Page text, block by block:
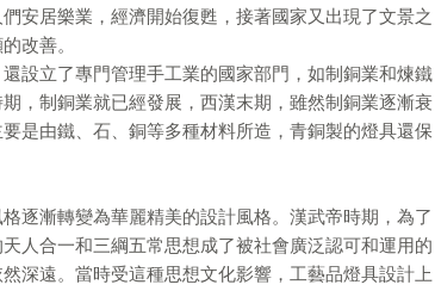
安居樂業，經濟開始復甦，接著國家又出現了文景之
改善。
設立了專門管理手工業的國家部門，如制銅業和煉鐵
，制銅業就已經發展，西漢末期，雖然制銅業逐漸衰
是由鐵、石、銅等多種材料所造，青銅製的燈具還保
逐漸轉變為華麗精美的設計風格。漢武帝時期，為了
人合一和三綱五常思想成了被社會廣泛認可和運用的
深遠。當時受這種思想文化影響，工藝品燈具設計上